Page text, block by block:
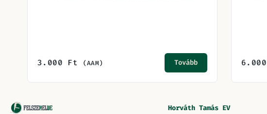
3.000 Ft (AAM) Tovább 6.000
Horváth Tamás EV